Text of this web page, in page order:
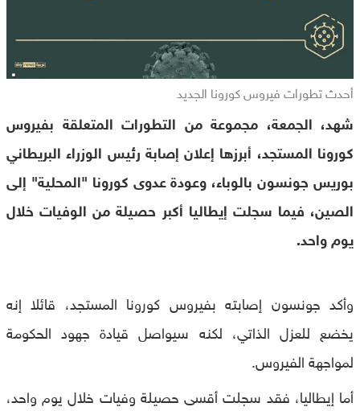
أحدث تطورات فيروس كورونا الجديد
شهد، الجمعة، مجموعة من التطورات المتعلقة بفيروس
كورونا المستجد، أبرزها إعلان إصابة رئيس الوزراء البريطاني
بوريس جونسون بالوباء، وعودة عدوى كورونا "المحلية" إلى
الصين، فيما سجلت إيطاليا أكبر حصيلة من الوفيات خلال
يوم واحد.
وأكد جونسون إصابته بفيروس كورونا المستجد، قائلا إنه
يخضع للعزل الذاتي، لكنه سيواصل قيادة جهود الحكومة
لمواجهة الفيروس.
أما إيطاليا، فقد سجلت أقسى حصيلة وفيات خلال يوم واحد،